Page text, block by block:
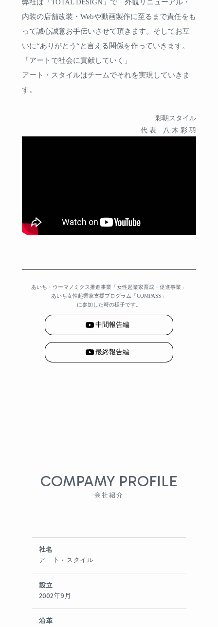
内装の店舗改装・Webや動画製作に至るまで責任をも
って誠心誠意お手伝いさせて頂きます。そしてお互
いに“ありがとう“と言える関係を作っていきます。
「アートで社会に貢献していく」
アート・スタイルはチームでそれを実現していきま
す。
彩朝スタイル
代 表 八 木 彩 羽
あいち・ウーマノミクス推進事業 「女性起業家育成・促進事業」
あいち女性起業家支援プログラム
「COMPASS」
に参加した時の様子です。
中間報告編
最終報告編
COMPAMY PROFILE
会社紹介
社名
アート・スタイル
設立
2002年9月
沿革